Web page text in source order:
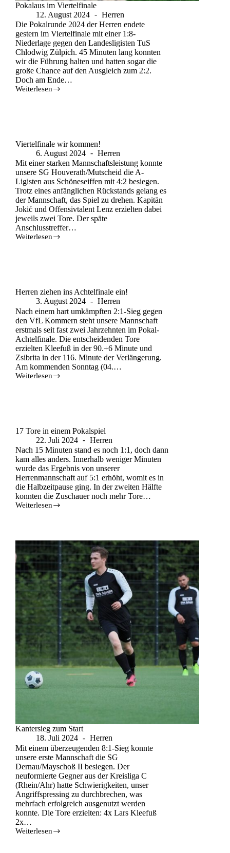
Pokalaus im Viertelfinale
12. August 2024
Herren
Die Pokalrunde 2024 der Herren endete
gestern im Viertelfinale mit einer 1:8-
Niederlage gegen den Landesligisten TuS
Chlodwig Zülpich. 45 Minuten lang konnten
wir die Führung halten und hatten sogar die
große Chance auf den Ausgleich zum 2:2.
Doch am Ende…
Weiterlesen
Viertelfinale wir kommen!
6. August 2024
Herren
Mit einer starken Mannschaftsleistung konnte
unsere SG Houverath/Mutscheid die A-
Ligisten aus Schöneseiffen mit 4:2 besiegen.
Trotz eines anfänglichen Rückstands gelang es
der Mannschaft, das Spiel zu drehen. Kapitän
Jokić und Offensivtalent Lenz erzielten dabei
jeweils zwei Tore. Der späte
Anschlusstreffer…
Weiterlesen
Herren ziehen ins Achtelfinale ein!
3. August 2024
Herren
Nach einem hart umkämpften 2:1-Sieg gegen
den VfL Kommern steht unsere Mannschaft
erstmals seit fast zwei Jahrzehnten im Pokal-
Achtelfinale. Die entscheidenden Tore
erzielten Kleefuß in der 90.+6 Minute und
Zsibrita in der 116. Minute der Verlängerung.
Am kommenden Sonntag (04.…
Weiterlesen
17 Tore in einem Pokalspiel
22. Juli 2024
Herren
Nach 15 Minuten stand es noch 1:1, doch dann
kam alles anders. Innerhalb weniger Minuten
wurde das Ergebnis von unserer
Herrenmannschaft auf 5:1 erhöht, womit es in
die Halbzeitpause ging. In der zweiten Hälfte
konnten die Zuschauer noch mehr Tore…
Weiterlesen
Kantersieg zum Start
18. Juli 2024
Herren
Mit einem überzeugenden 8:1-Sieg konnte
unsere erste Mannschaft die SG
Dernau/Mayschoß II besiegen. Der
neuformierte Gegner aus der Kreisliga C
(Rhein/Ahr) hatte Schwierigkeiten, unser
Angriffspressing zu durchbrechen, was
mehrfach erfolgreich ausgenutzt werden
konnte. Die Tore erzielten: 4x Lars Kleefuß
2x…
Weiterlesen